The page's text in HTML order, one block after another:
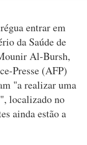
entrar em
da Saúde de
Al-Bursh,
Presse (AFP)
"a realizar uma
localizado no
ainda estão a